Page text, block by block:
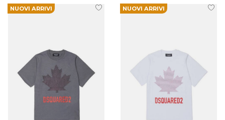
NUOVI ARRIVI NUOVI ARRIVI